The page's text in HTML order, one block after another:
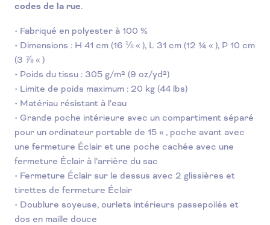
codes de la rue.
• Fabriqué en polyester à 100 %
• Dimensions : H 41 cm (16 ⅛ « ), L 31 cm (12 ¼ « ), P 10 cm
(3 ⅞ « )
• Poids du tissu : 305 g/m² (9 oz/yd²)
• Limite de poids maximum : 20 kg (44 lbs)
• Matériau résistant à l’eau
• Grande poche intérieure avec un compartiment séparé
pour un ordinateur portable de 15 « , poche avant avec
une fermeture Éclair et une poche cachée avec une
fermeture Éclair à l’arrière du sac
• Fermeture Éclair sur le dessus avec 2 glissières et
tirettes de fermeture Éclair
• Doublure soyeuse, ourlets intérieurs passepoilés et
dos en maille douce